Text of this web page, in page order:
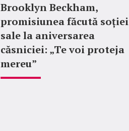
Brooklyn Beckham,
promisiunea făcută soției
sale la aniversarea
căsniciei: „Te voi proteja
mereu”